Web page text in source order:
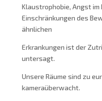
Klaustrophobie, Angst im
Einschränkungen des
ähnlichen
Erkrankungen ist der
untersagt.
Unsere Räume sind zu
kameraüberwacht.